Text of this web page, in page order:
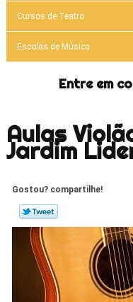
Cursos de Teatro
Escolas de Música
Entre em
Aulas
Jardim
Gostou? compartilhe!